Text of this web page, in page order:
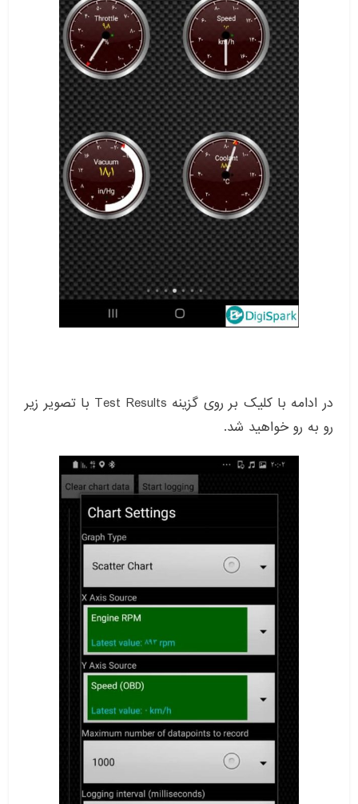
در ادامه با کلیک بر روی گزینه Test Results با تصویر زیر
رو به رو خواهید شد.